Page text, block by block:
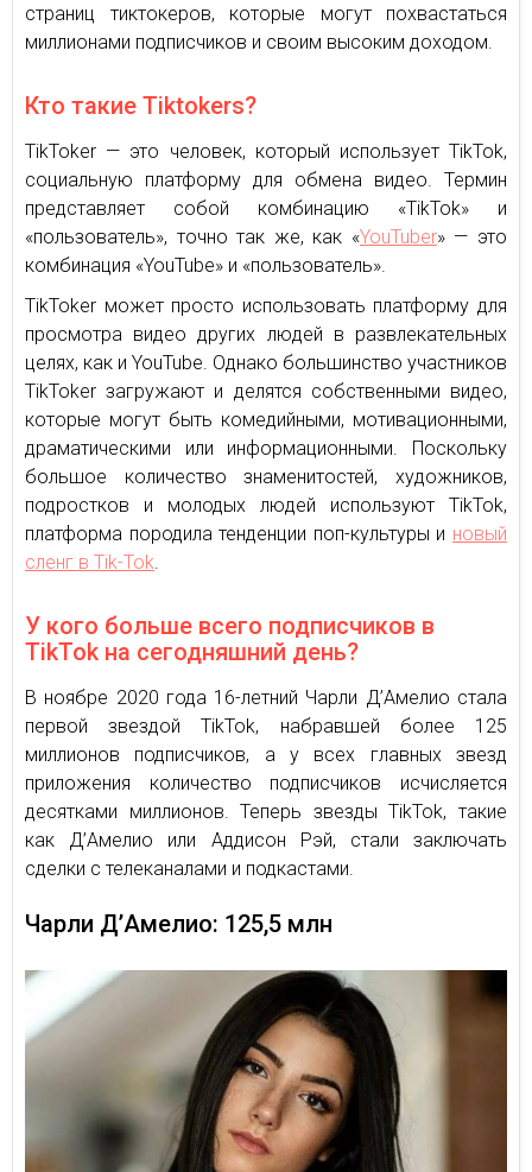
страниц тиктокеров, которые могут похвастаться
миллионами подписчиков и своим высоким доходом.
Кто такие Tiktokers?
TikToker — это человек, который использует TikTok,
социальную платформу для обмена видео. Термин
представляет собой комбинацию «TikTok» и
«пользователь», точно так же, как «YouTuber» — это
комбинация «YouTube» и «пользователь».
TikToker может просто использовать платформу для
просмотра видео других людей в развлекательных
целях, как и YouTube. Однако большинство участников
TikToker загружают и делятся собственными видео,
которые могут быть комедийными, мотивационными,
драматическими или информационными. Поскольку
большое количество знаменитостей, художников,
подростков и молодых людей используют TikTok,
платформа породила тенденции поп-культуры и новый
сленг в Tik-Tok
У кого больше всего подписчиков в
TikTok на сегодняшний день?
В ноябре 2020 года 16-летний Чарли Д’Амелио стала
первой звездой TikTok, набравшей более 125
миллионов подписчиков, а у всех главных звезд
приложения количество подписчиков исчисляется
десятками миллионов. Теперь звезды TikTok, такие
как Д’Амелио или Аддисон Рэй, стали заключать
сделки с телеканалами и подкастами.
Чарли Д’Амелио: 125,5 млн